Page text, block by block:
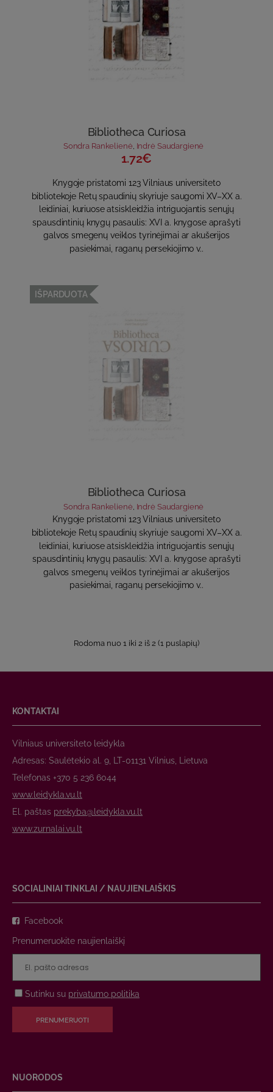
Bibliotheca Curiosa
Sondra Rankelienė, Indrė Saudargienė
1.72€
Knygoje pristatomi 123 Vilniaus universiteto
bibliotekoje Retų spaudinių skyriuje saugomi XV–XX a.
leidiniai, kuriuose atsiskleidžia intriguojantis senųjų
spausdintinių knygų pasaulis: XVI a. knygose aprašyti
galvos smegenų veiklos tyrinėjimai ar akušerijos
pasiekimai, raganų persekiojimo v..
IŠPARDUOTA
Bibliotheca Curiosa
Sondra Rankelienė Indrė Saudargienė
Knygoje pristatomi 123 Vilniaus universiteto
bibliotekoje Retų spaudinių skyriuje saugomi XV–XX a.
leidiniai, kuriuose atsiskleidžia intriguojantis senųjų
spausdintinių knygų pasaulis: XVI a. knygose aprašyti
galvos smegenų veiklos tyrinėjimai ar akušerijos
pasiekimai, raganų persekiojimo v..
Rodoma nuo 1 iki 2 iš 2 (1 puslapių)
KONTAKTAI
Vilniaus universiteto leidykla
Adresas: Saulėtekio al. 9, LT-01131 Vilnius, Lietuva
Telefonas +370 5 236 6044
www.leidykla.vu.lt
El. paštas prekyba@leidykla.vu.lt
www.zurnalai.vu.lt
SOCIALINIAI TINKLAI / NAUJIENLAIŠKIS
Facebook
Prenumeruokite naujienlaiškį
Sutinku su privatumo politika
PRENUMERUOTI
NUORODOS